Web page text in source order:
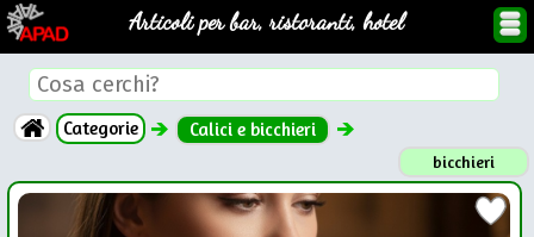
Articoli per bar, ristoranti, hotel
Categorie Calici e bicchieri
bicchieri